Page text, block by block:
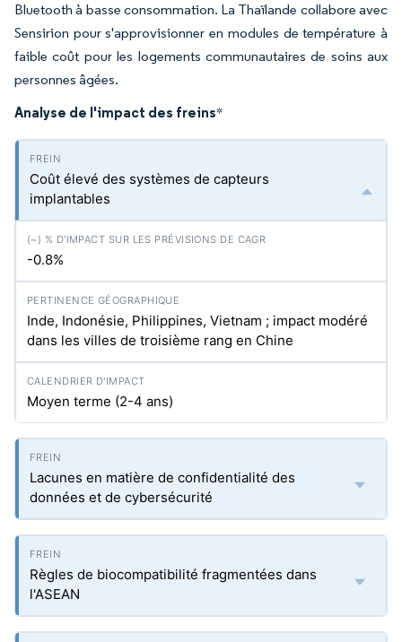
Bluetooth à basse consommation. La Thaïlande collabore avec
Sensirion pour s'approvisionner en modules de température à
faible coût pour les logements communautaires de soins aux
personnes âgées.
Analyse de l'impact des freins*
Coût élevé des systèmes de capteurs
implantables
-0.8%
Inde, Indonésie, Philippines, Vietnam ; impact modéré
dans les villes de troisième rang en Chine
Moyen terme (2-4 ans)
Lacunes en matière de confidentialité des
données et de cybersécurité
Règles de biocompatibilité fragmentées dans
l'ASEAN